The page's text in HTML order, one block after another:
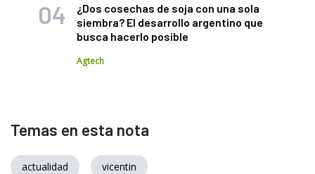
¿Dos cosechas de soja con una sola
siembra? El desarrollo argentino que
busca hacerlo posible
Agtech
Temas en esta nota
actualidad vicentin